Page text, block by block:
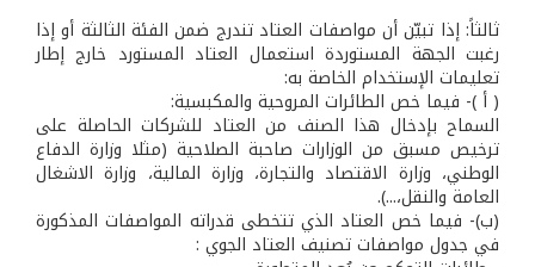
ثالثاً: إذا تبيّن أن مواصفات العتاد تندرج ضمن الفئة الثالثة أو إذا
رغبت الجهة المستوردة استعمال العتاد المستورد خارج إطار
تعليمات الإستخدام الخاصة به:
( أ )- فيما خص الطائرات المروحية والمكبسية:
السماح بإدخال هذا الصنف من العتاد للشركات الحاصلة على
ترخيص مسبق من الوزارات صاحبة الصلاحية (مثلا وزارة الدفاع
الوطني، وزارة الاقتصاد والتجارة، وزارة المالية، وزارة الاشغال
العامة والنقل،...).
(ب)- فيما خص العتاد الذي تتخطى قدراته المواصفات المذكورة
في جدول مواصفات تصنيف العتاد الجوي :